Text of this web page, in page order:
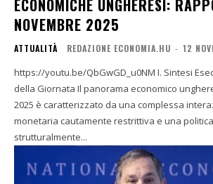
ECONOMICHE UNGHERESI:
NOVEMBRE 2025
ATTUALITÀ REDAZIONE ECONOMIA.HU - 12
https://youtu.be/QbGwGD_u0NM I. Sintesi Esecutiva e Punti Salienti
della Giornata Il panorama economico ungherese del 12 novembre
2025 è caratterizzato da una complessa
monetaria cautamente restrittiva e una
strutturalmente...